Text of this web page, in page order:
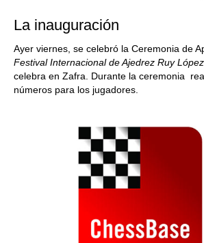
La inauguración
Ayer viernes, se celebró la Ceremonia de
Festival Internacional de Ajedrez Ruy López
celebra en Zafra. Durante la ceremonia
números para los jugadores.